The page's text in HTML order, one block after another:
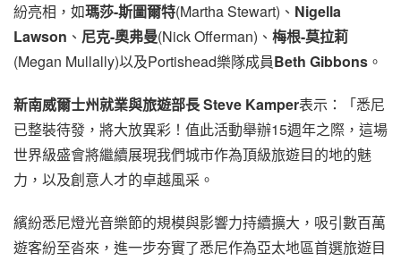
紛亮相，如瑪莎-斯圖爾特(Martha Stewart)、 Nigella
Lawson 、 尼克-奧弗曼(Nick Offerman)、 梅根-莫拉莉
(Megan Mullally)以及Portishead樂隊成員Beth Gibbons 。
新南威爾士州就業與旅遊部長Steve Kamper表示：「悉尼
已整裝待發，將大放異彩！值此活動舉辦15週年之際，這場
世界級盛會將繼續展現我們城市作為頂級旅遊目的地的魅
力，以及創意人才的卓越風采。
繽紛悉尼燈光音樂節的規模與影響力持續擴大，吸引數百萬
遊客紛至沓來，進一步夯實了悉尼作為亞太地區首選旅遊目